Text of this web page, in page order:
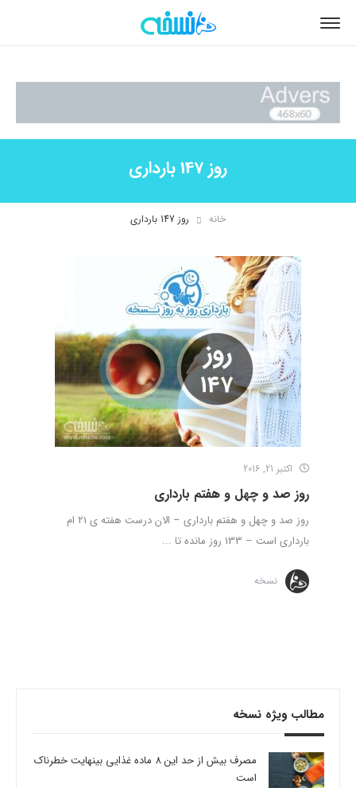
روز 147 بارداری
خانه روز 147 بارداری
اکتبر 21, 2016
روز صد و چهل و هفتم بارداری
روز صد و چهل و هفتم بارداری – الان درست هفته ی 21 ام
بارداری است – 133 روز مانده تا ...
نسخه
مطالب ویژه نسخه
مصرف بیش از حد این 8 ماده غذایی بینهایت خطرناک
است